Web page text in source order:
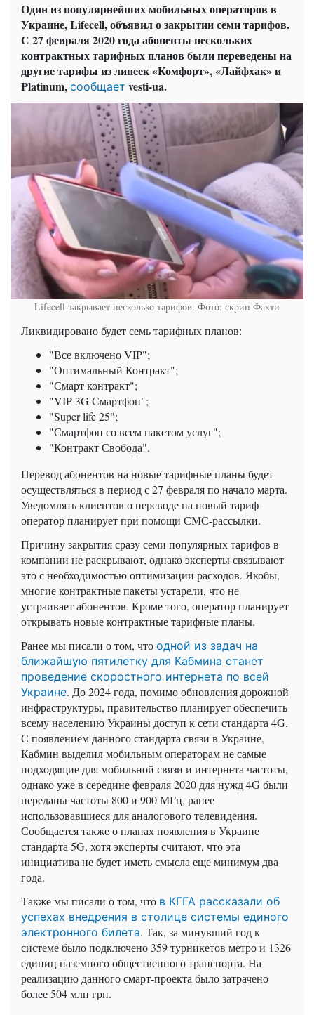
Один из популярнейших мобильных операторов в
Украине, Lifecell, объявил о закрытии семи тарифов.
С 27 февраля 2020 года абоненты нескольких
контрактных тарифных планов были переведены на
другие тарифы из линеек «Комфорт», «Лайфхак» и
Platinum, сообщает vesti-ua.
Lifecell закрывает несколько тарифов. Фото: скрин Факти
Ликвидировано будет семь тарифных планов:
"Все включено VIP";
"Оптимальный Контракт";
"Смарт контракт";
"VIP 3G Смартфон";
"Super life 25";
"Смартфон со всем пакетом услуг";
"Контракт Свобода".
Перевод абонентов на новые тарифные планы будет
осуществляться в период с 27 февраля по начало марта.
Уведомлять клиентов о переводе на новый тариф
оператор планирует при помощи СМС-рассылки.
Причину закрытия сразу семи популярных тарифов в
компании не раскрывают, однако эксперты связывают
это с необходимостью оптимизации расходов. Якобы,
многие контрактные пакеты устарели, что не
устраивает абонентов. Кроме того, оператор планирует
открывать новые контрактные тарифные планы.
Ранее мы писали о том, что одной из задач на
ближайшую пятилетку для Кабмина станет
проведение скоростного интернета по всей
Украине. До 2024 года, помимо обновления дорожной
инфраструктуры, правительство планирует обеспечить
всему населению Украины доступ к сети стандарта 4G.
С появлением данного стандарта связи в Украине,
Кабмин выделил мобильным операторам не самые
подходящие для мобильной связи и интернета частоты,
однако уже в середине февраля 2020 для нужд 4G были
переданы частоты 800 и 900 МГц, ранее
использовавшиеся для аналогового телевидения.
Сообщается также о планах появления в Украине
стандарта 5G, хотя эксперты считают, что эта
инициатива не будет иметь смысла еще минимум два
года.
Также мы писали о том, что в КГГА рассказали об
успехах внедрения в столице системы единого
электронного билета. Так, за минувший год к
системе было подключено 359 турникетов метро и 1326
единиц наземного общественного транспорта. На
реализацию данного смарт-проекта было затрачено
более 504 млн грн.